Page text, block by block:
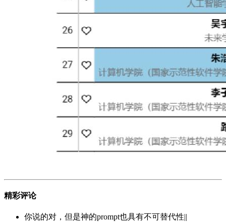
精彩评论
你说的对，但是神的prompt也具有不可替代性||